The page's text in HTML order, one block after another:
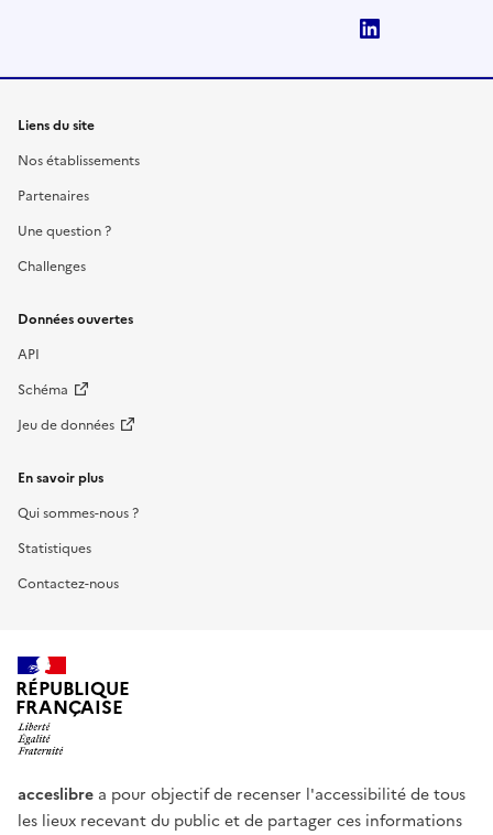
Liens du site
Nos établissements
Partenaires
Une question ?
Challenges
Données ouvertes
API
Schéma
Jeu de données
En savoir plus
Qui sommes-nous ?
Statistiques
Contactez-nous
RÉPUBLIQUE
FRANÇAISE
acceslibre a pour objectif de recenser l'accessibilité de tous
les lieux recevant du public et de partager ces informations